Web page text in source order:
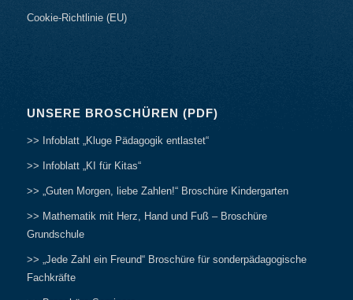
Cookie-Richtlinie (EU)
UNSERE BROSCHÜREN (PDF)
>> Infoblatt „Kluge Pädagogik entlastet“
>> Infoblatt „KI für Kitas“
>> „Guten Morgen, liebe Zahlen!“ Broschüre Kindergarten
>> Mathematik mit Herz, Hand und Fuß – Broschüre
Grundschule
>> „Jede Zahl ein Freund“ Broschüre für sonderpädagogische
Fachkräfte